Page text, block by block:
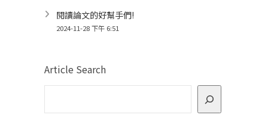
閱讀論文的好幫手們!
2024-11-28 下午 6:51
Article Search